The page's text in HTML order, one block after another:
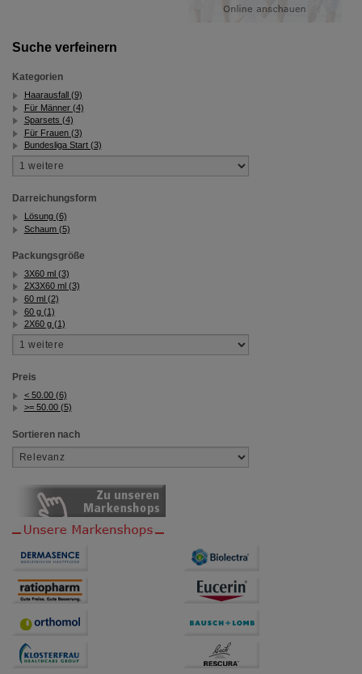
Website weiter für Sie optimieren können, den Inhalt
Bitte beachten Sie, dass Daten hierfür teilweise an
übertragen werden.
Suche verfeinern
Kategorien
Haarausfall (9)
Für Männer (4)
Sparsets (4)
Für Frauen (3)
Bundesliga Start (3)
Darreichungsform
Lösung (6)
Schaum (5)
Packungsgröße
3X60 ml (3)
2X3X60 ml (3)
60 ml (2)
60 g (1)
2X60 g (1)
Preis
< 50.00 (6)
>= 50.00 (5)
Sortieren nach